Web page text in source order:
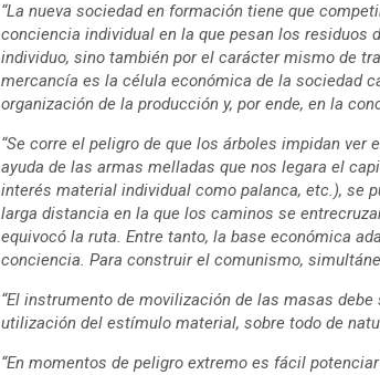
“La nueva sociedad en formación tiene que
conciencia individual en la que pesan los
individuo, sino también por el carácter mismo de
mercancía es la célula económica de la sociedad
organización de la producción y, por ende, en la
“Se corre el peligro de que los árboles impidan
ayuda de las armas melladas que nos legara el
interés material individual como palanca, etc.), se
larga distancia en la que los caminos se
equivocó la ruta. Entre tanto, la base económica
conciencia. Para construir el comunismo,
“El instrumento de movilización de las masas
utilización del estímulo material, sobre todo de
“En momentos de peligro extremo es fácil